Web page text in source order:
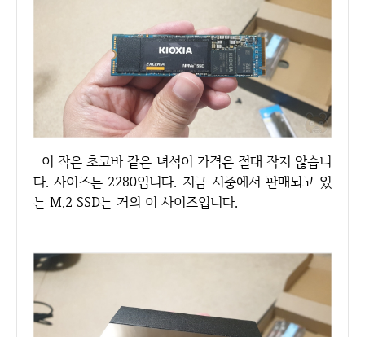
이 작은 초코바 같은 녀석이 가격은 절대 작지 않습니
다. 사이즈는 2280입니다. 지금 시중에서 판매되고 있
는 M.2 SSD는 거의 이 사이즈입니다.